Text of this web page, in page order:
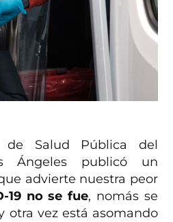
de Salud Pública del
Ángeles publicó un
advierte nuestra peor
19 no se fue, nomás se
otra vez está asomando